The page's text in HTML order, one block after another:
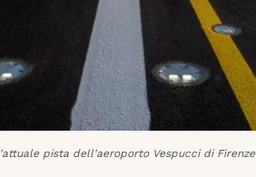
pista dell'aeroporto Vespucci di Firenze